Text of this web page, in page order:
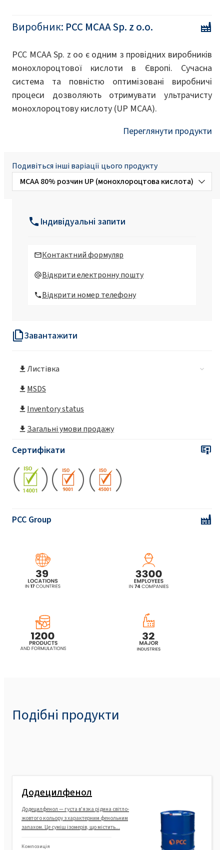
Завантажити
Листівка
MSDS
Inventory status
Загальні умови продажу
Сертифікати
PCC Group
Виробник: PCC MCAA Sp. z o.o.
PCC MCAA Sp. z oo є одним з провідних виробників
монохлороцтової кислоти в Європі. Сучасна
система та повністю оптимізовані виробничі
процеси дозволяють отримувати ультрачисту
монохлороцтову кислоту (UP MCAA).
Переглянути продукти
Подивіться інші варіації цього продукту
MCAA 80% розчин UP (монохлороцтова кислота)
кислота)
MCAA 75% розчин UP (монохлороцтова
MCAA 70% розчин HP (монохлороцтова
MCAA 70% Solution Tech. (Кислота
кислота)
Індивідуальні запити
Контактний формуляр
Відкрити електронну пошту
Відкрити номер телефону
Подібні продукти
Додецилфенол
Додецилфенол — густа в'язка рідина світло-
жовтого кольору з характерним фенольним
запахом. Це суміш ізомерів, що містить...
Композиція